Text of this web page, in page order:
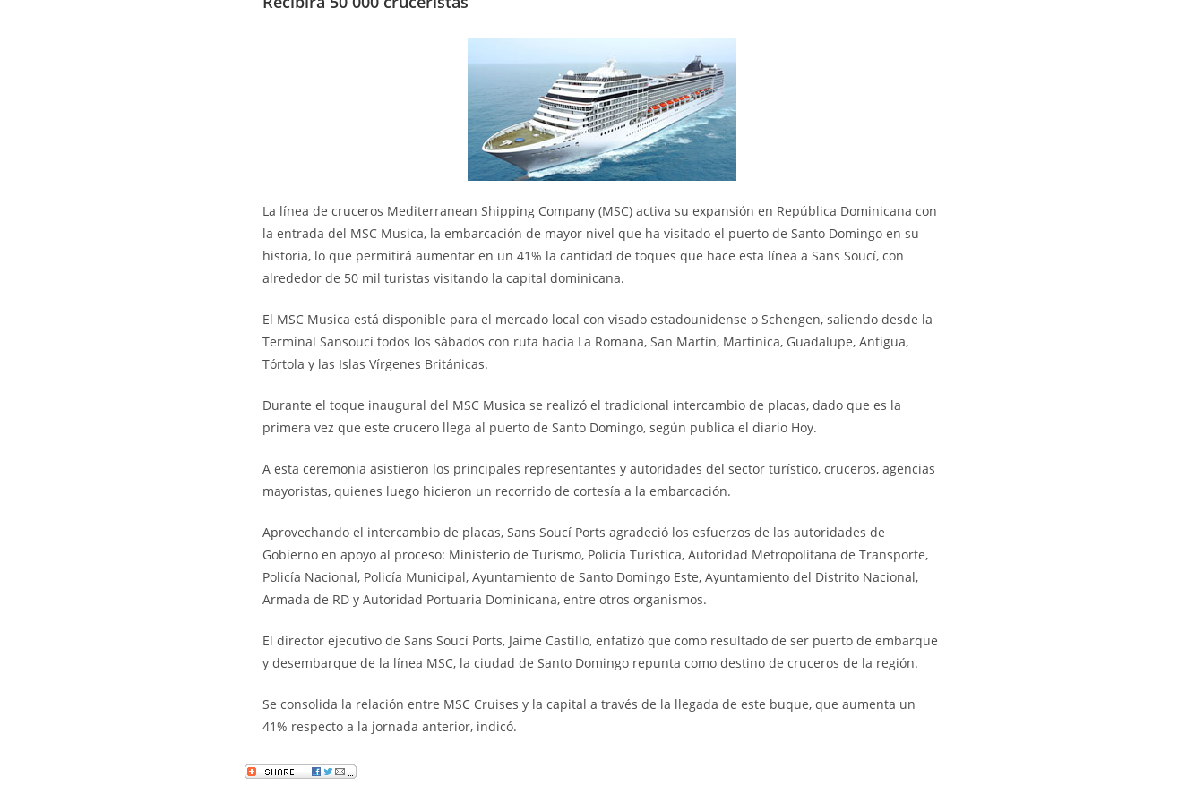
La línea de cruceros Mediterranean Shipping Company (MSC) activa su expansión en República Dominicana con
la entrada del MSC Musica, la embarcación de mayor nivel que ha visitado el puerto de Santo Domingo en su
historia, lo que permitirá aumentar en un 41% la cantidad de toques que hace esta línea a Sans Soucí, con
alrededor de 50 mil turistas visitando la capital dominicana.
El MSC Musica está disponible para el mercado local con visado estadounidense o Schengen, saliendo desde la
Terminal Sansoucí todos los sábados con ruta hacia La Romana, San Martín, Martinica, Guadalupe, Antigua,
Tórtola y las Islas Vírgenes Británicas.
Durante el toque inaugural del MSC Musica se realizó el tradicional intercambio de placas, dado que es la
primera vez que este crucero llega al puerto de Santo Domingo, según publica el diario Hoy.
A esta ceremonia asistieron los principales representantes y autoridades del sector turístico, cruceros, agencias
mayoristas, quienes luego hicieron un recorrido de cortesía a la embarcación.
Aprovechando el intercambio de placas, Sans Soucí Ports agradeció los esfuerzos de las autoridades de
Gobierno en apoyo al proceso: Ministerio de Turismo, Policía Turística, Autoridad Metropolitana de Transporte,
Policía Nacional, Policía Municipal, Ayuntamiento de Santo Domingo Este, Ayuntamiento del Distrito Nacional,
Armada de RD y Autoridad Portuaria Dominicana, entre otros organismos.
El director ejecutivo de Sans Soucí Ports, Jaime Castillo, enfatizó que como resultado de ser puerto de embarque
y desembarque de la línea MSC, la ciudad de Santo Domingo repunta como destino de cruceros de la región.
Se consolida la relación entre MSC Cruises y la capital a través de la llegada de este buque, que aumenta un
41% respecto a la jornada anterior, indicó.